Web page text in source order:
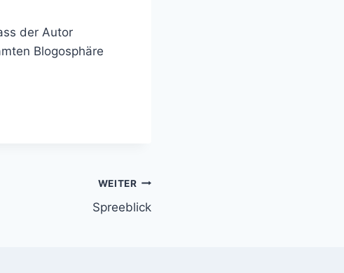
der Autor
Blogosphäre
WEITER
Spreeblick